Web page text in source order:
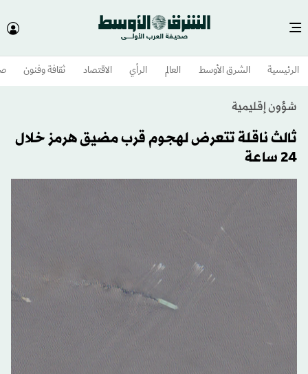
الرئيسية الشرق الأوسط​ العالم الرأي الاقتصاد ثقافة وفنون
شؤون إقليمية
ثالث ناقلة تتعرض لهجوم قرب مضيق هرمز خلال
24 ساعة